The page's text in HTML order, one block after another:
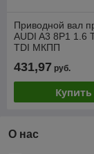
Приводной вал
AUDI A3 8P1 1.6
TDI МКПП
431,97 руб.
Купить
О нас